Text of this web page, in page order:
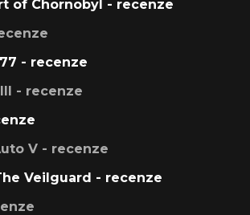
of Chornobyl - recenze
- recenze
- recenze
V - recenze
Veilguard - recenze